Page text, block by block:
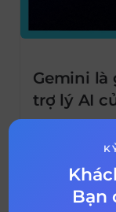
02 tháng 2,
Gemini là
trợ lý AI
tên Gemini
hiệu quả tốt
tính năng
Hãy cùng
Bạn